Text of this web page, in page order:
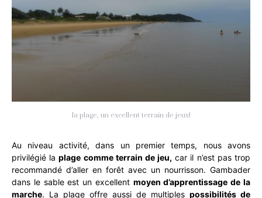
la plage, un excellent terrain de jeux!
Au niveau activité, dans un premier temps, nous avons
privilégié laplage comme terrain de jeu, car il n’est pas trop
recommandé d’aller en forêt avec un nourrisson. Gambader
dans le sable est un excellent moyen d’apprentissage de la
marche. La plage offre aussi de multiples possibilités de